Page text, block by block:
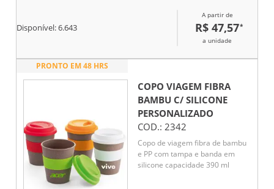
resistência para o dia a dia.
Disponível:6.643
A partir de
R$ 47,57*
a unidade
PRONTO EM 48 HRS
COPO VIAGEM FIBRA
BAMBU C/ SILICONE
PERSONALIZADO
COD.: 2342
Copo de viagem fibra de bambu
e PP com tampa e banda em
silicone capacidade 390 ml